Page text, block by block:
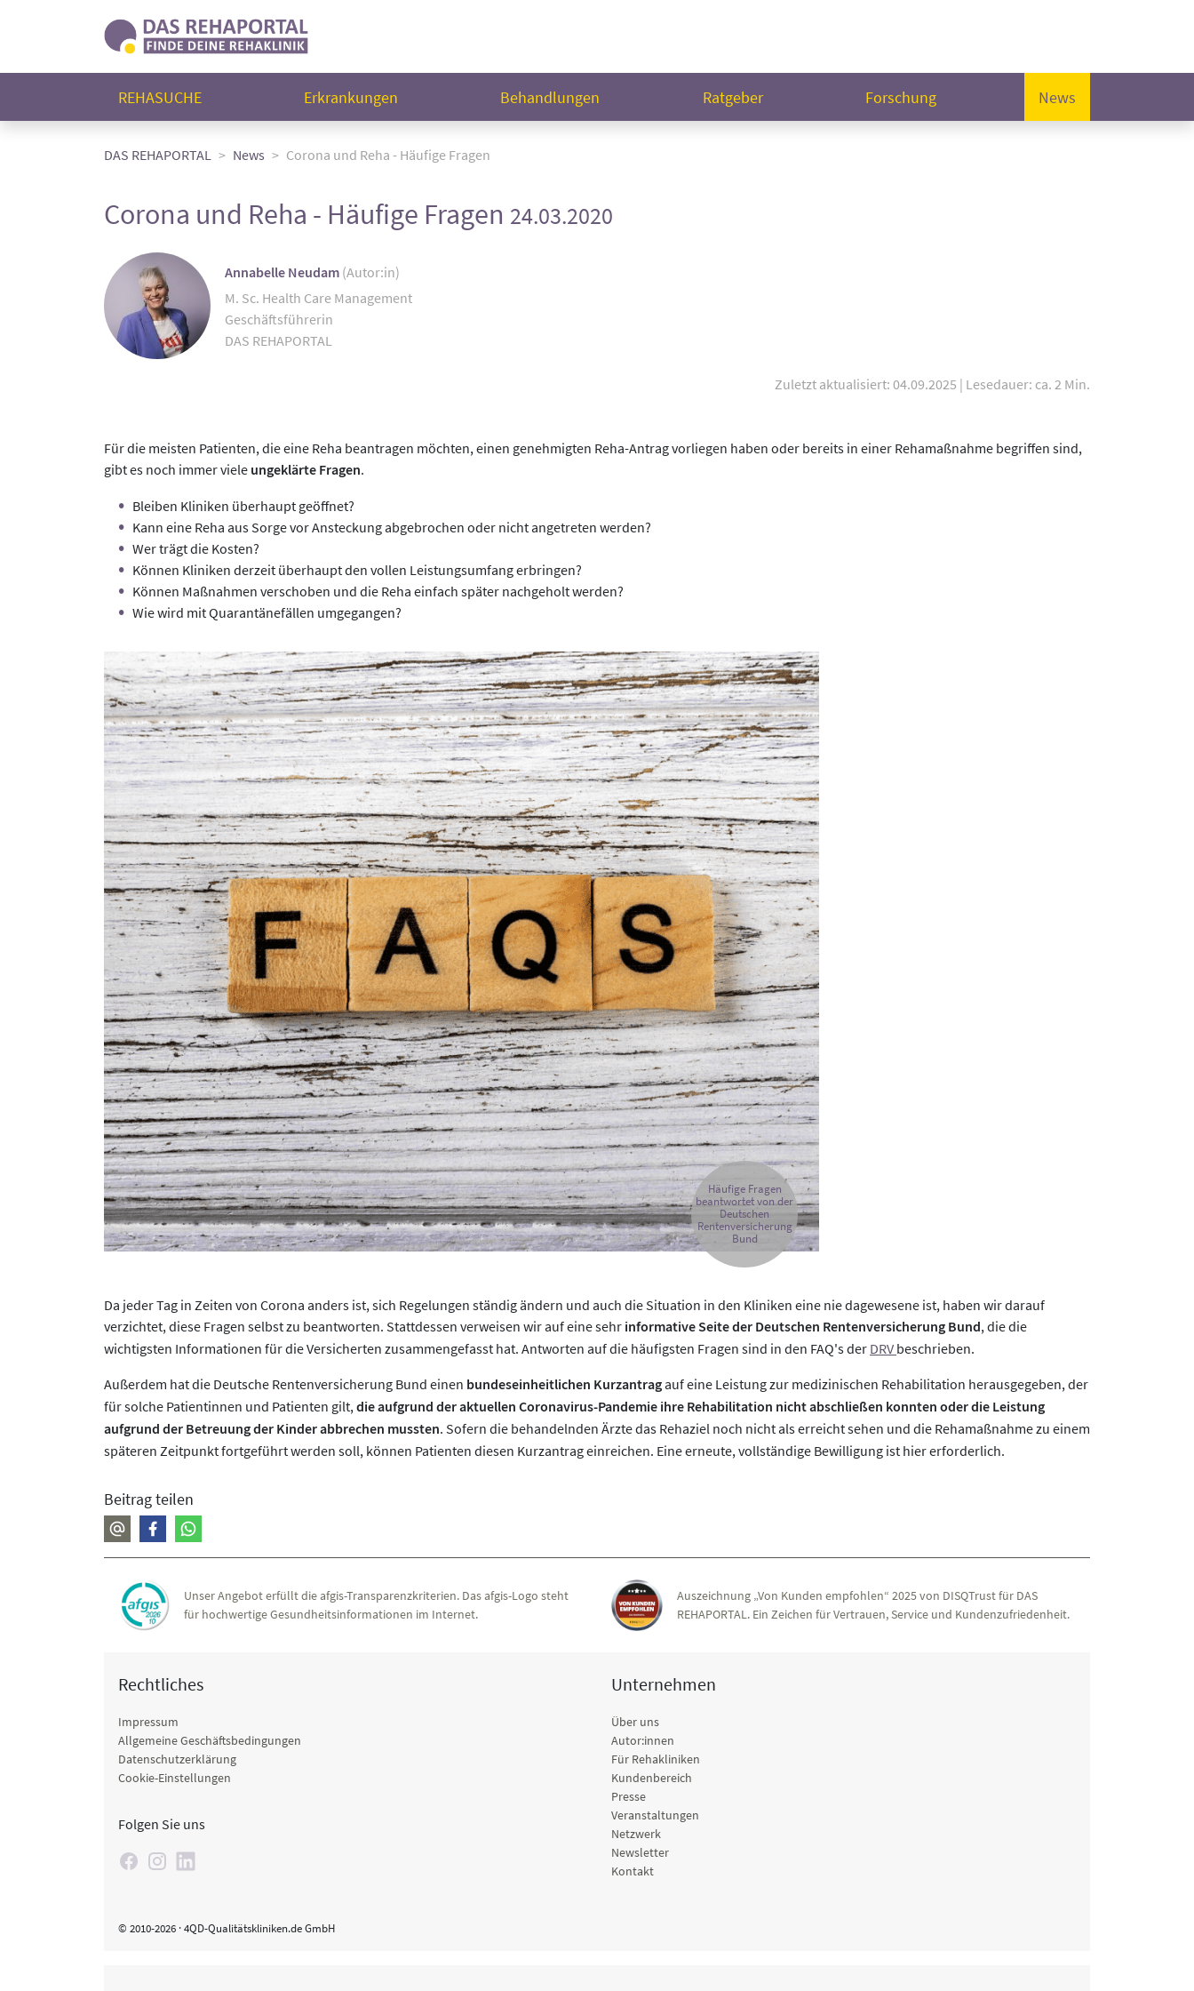
REHASUCHE Erkrankungen Behandlungen Ratgeber Forschung News
DAS REHAPORTAL News Corona und Reha - Häufige Fragen
Corona und Reha - Häufige Fragen 24.03.2020
Annabelle Neudam (Autor:in)
M. Sc. Health Care Management
Geschäftsführerin
DAS REHAPORTAL
Zuletzt aktualisiert: 04.09.2025 | Lesedauer: ca. 2 Min.
Für die meisten Patienten, die eine Reha beantragen möchten, einen genehmigten Reha-Antrag vorliegen haben oder bereits in einer Rehamaßnahme begriffen sind,
gibt es noch immer viele ungeklärte Fragen.
Bleiben Kliniken überhaupt geöffnet?
Kann eine Reha aus Sorge vor Ansteckung abgebrochen oder nicht angetreten werden?
Wer trägt die Kosten?
Können Kliniken derzeit überhaupt den vollen Leistungsumfang erbringen?
Können Maßnahmen verschoben und die Reha einfach später nachgeholt werden?
Wie wird mit Quarantänefällen umgegangen?
Häufige Fragen
beantwortet von der
Deutschen
Rentenversicherung
Bund
Da jeder Tag in Zeiten von Corona anders ist, sich Regelungen ständig ändern und auch die Situation in den Kliniken eine nie dagewesene ist, haben wir darauf
verzichtet, diese Fragen selbst zu beantworten. Stattdessen verweisen wir auf eine sehr informative Seite der Deutschen Rentenversicherung Bund, die die
wichtigsten Informationen für die Versicherten zusammengefasst hat. Antworten auf die häufigsten Fragen sind in den FAQ's der DRV beschrieben.
Außerdem hat die Deutsche Rentenversicherung Bund einen bundeseinheitlichen Kurzantragauf eine Leistung zur medizinischen Rehabilitation herausgegeben, der
für solche Patientinnen und Patienten gilt,die aufgrund der aktuellen Coronavirus-Pandemie ihre Rehabilitation nicht abschließen konnten oder die Leistung
aufgrund der Betreuung der Kinder abbrechen mussten. Sofern die behandelnden Ärzte das Rehaziel noch nicht als erreicht sehen und die Rehamaßnahme zu einem
späteren Zeitpunkt fortgeführt werden soll, können Patienten diesen Kurzantrag einreichen. Eine erneute, vollständige Bewilligung ist hier erforderlich.
Beitrag teilen
Unser Angebot erfüllt die afgis-Transparenzkriterien. Das afgis-Logo steht
für hochwertige Gesundheitsinformationen im Internet.
Auszeichnung „Von Kunden empfohlen“ 2025 von DISQTrust für DAS
REHAPORTAL. Ein Zeichen für Vertrauen, Service und Kundenzufriedenheit.
Rechtliches
Impressum
Allgemeine Geschäftsbedingungen
Datenschutzerklärung
Cookie-Einstellungen
Folgen Sie uns
Unternehmen
Über uns
Autor:innen
Für Rehakliniken
Kundenbereich
Presse
Veranstaltungen
Netzwerk
Newsletter
Kontakt
© 2010-2026 · 4QD-Qualitätskliniken.de GmbH